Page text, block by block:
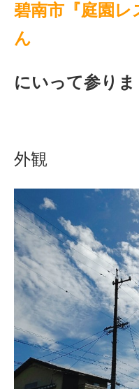
碧南市『庭園レ
ん
にいって参りま
外観